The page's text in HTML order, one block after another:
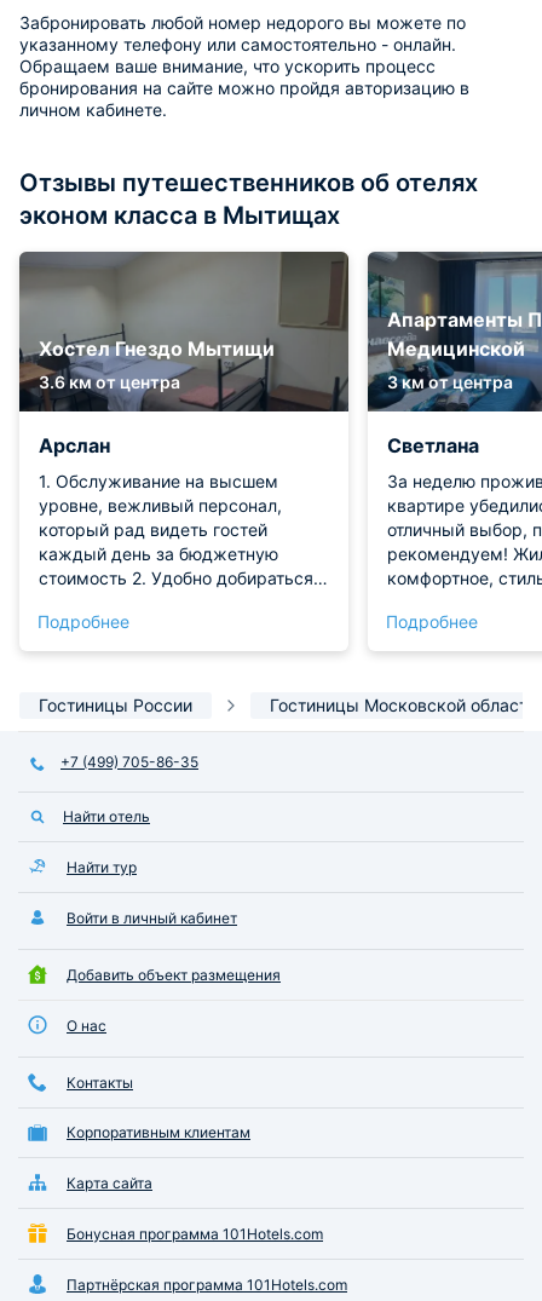
Забронировать любой номер недорого вы можете по
указанному телефону или самостоятельно - онлайн.
Обращаем ваше внимание, что ускорить процесс
бронирования на сайте можно пройдя авторизацию в
личном кабинете.
Отзывы путешественников об отелях
эконом класса в Мытищах
Хостел Гнездо Мытищи
3.6 км от центра
Арслан
1. Обслуживание на высшем
уровне, вежливый персонал,
который рад видеть гостей
каждый день за бюджетную
стоимость 2. Удобно добираться
маршрутки близко с хостелом
Подробнее
Апартаменты
Медицинской
3 км от центра
Светлана
За неделю
квартире
отличный выбор,
рекомендуем!
комфортное,
гостей: в ванной
чистые мягкие
установлена
впечатления!
Подробнее
Гостиницы России Гостиницы Московской области
+7 (499) 705-86-35
Найти отель
Найти тур
Войти в личный кабинет
Добавить объект размещения
О нас
Контакты
Корпоративным клиентам
Карта сайта
Бонусная программа 101Hotels.com
Партнёрская программа 101Hotels.com